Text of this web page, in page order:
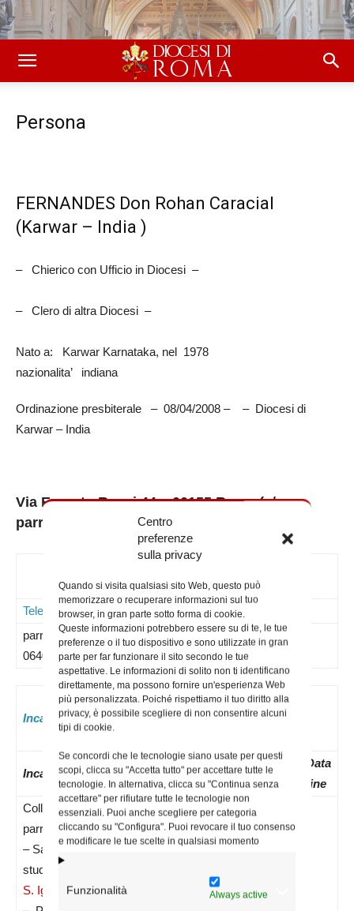
Centro
preferenze
sulla privacy
Quando si visita qualsiasi sito Web, questo può
memorizzare o recuperare informazioni sul tuo
browser, in gran parte sotto forma di cookie.
Queste informazioni potrebbero essere su di te, le tue
preferenze o il tuo dispositivo e sono utilizzate in gran
parte per far funzionare il sito secondo le tue
aspettative. Le informazioni di solito non ti identificano
direttamente, ma possono fornire un'esperienza Web
più personalizzata. Poiché rispettiamo il tuo diritto alla
privacy, è possibile scegliere di non consentire alcuni
tipi di cookie.
Se concordi che le tecnologie siano usate per questi
scopi, clicca su "Accetta tutto" per accettare tutte le
tecnologie. In alternativa, clicca su "Continua senza
accettare" per rifiutare tutte le tecnologie non
essenziali. Puoi anche scegliere per categoria
cliccando su "Configura". Puoi revocare il tuo consenso
e modificare le tue scelte in qualsiasi momento
Funzionalità Always active
Persona
FERNANDES Don Rohan Caracial
(Karwar – India )
– Chierico con Ufficio in Diocesi –
– Clero di altra Diocesi –
Nato a: Karwar Karnataka, nel 1978
nazionalita’ indiana
Ordinazione presbiterale – 08/04/2008 – – Diocesi di
Karwar – India
Via Ernesto Rossi 44 – 00155 Roma (c/o
parrocchia S. Igino Papa – tel. 06/4070360)
Contatti
Telefoni Mail
Note
parrocchia –
064070360
Incaricati attuali:
Incarico
Data
nomina
N.
Decreto
Data
inizio
Data
fine
Collaboratore
parrocchiale
– Sacerdote
studente –
S. Igino Papa